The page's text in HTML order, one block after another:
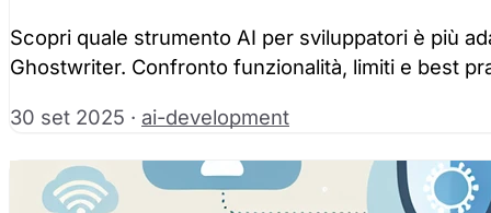
Scopri quale strumento AI per sviluppatori è più
Ghostwriter. Confronto funzionalità, limiti e best
30 set 2025 · ai-development